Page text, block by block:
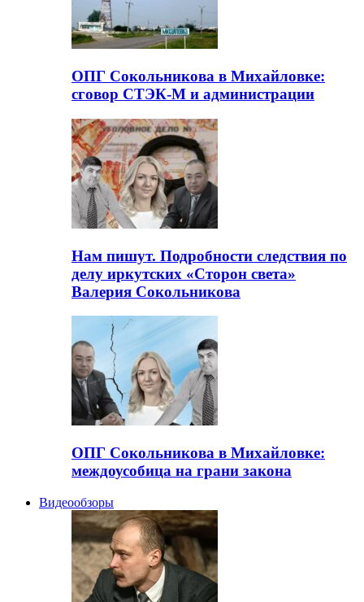
ОПГ Сокольникова в Михайловке:
сговор СТЭК-М и администрации
Нам пишут. Подробности следствия по
делу иркутских «Сторон света»
Валерия Сокольникова
ОПГ Сокольникова в Михайловке:
междоусобица на грани закона
Видеообзоры